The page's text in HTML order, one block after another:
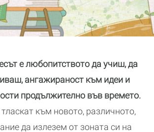
е любопитството да учиш, да
ангажираност към идеи и
продължително във времето.
към новото, различното,
да излезем от зоната си на